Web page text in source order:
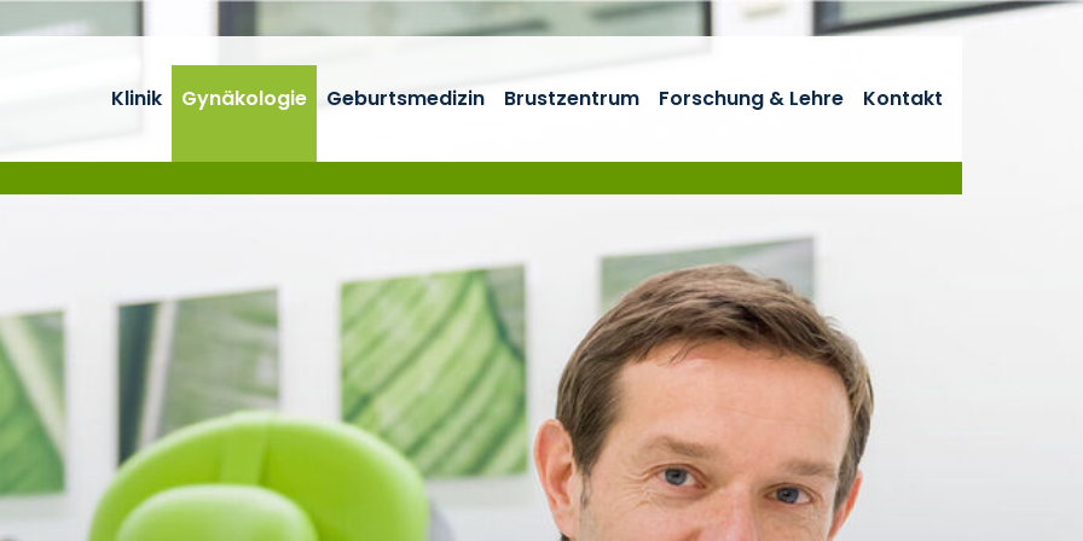
Klinik Gynäkologie Geburtsmedizin Brustzentrum Forschung & Lehre Kontakt